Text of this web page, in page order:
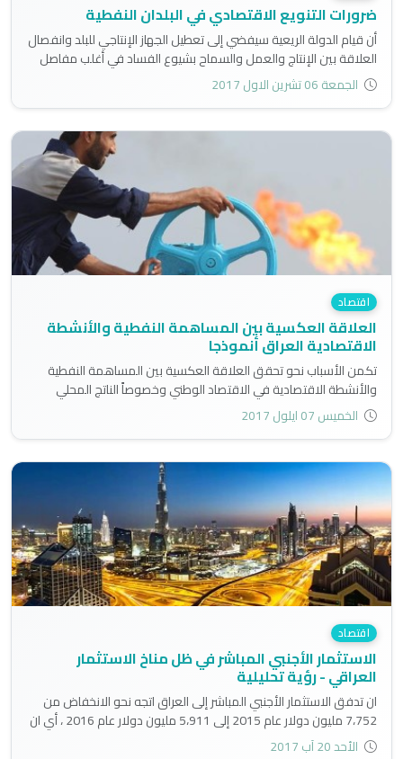
ضرورات التنويع الاقتصادي في البلدان النفطية
أن قيام الدولة الريعية سيفضي إلى تعطيل الجهاز الإنتاجي للبلد وانفصال
العلاقة بين الإنتاج والعمل والسماح بشيوع الفساد في أغلب مفاصل
الدولة فيتجه البلد نحو الانهيار..
الجمعة 06 تشرين الاول 2017
اقتصاد
العلاقة العكسية بين المساهمة النفطية والأنشطة
الاقتصادية العراق أنموذجا
تكمن الأسباب نحو تحقق العلاقة العكسية بين المساهمة النفطية
والأنشطة الاقتصادية في الاقتصاد الوطني وخصوصاً الناتج المحلي
الإجمالي، في غياب الإدارة الكفؤة والإرادة الحقيقية لدى أصحاب القرار
والمسؤولين الحكوميين..
الخميس 07 ايلول 2017
اقتصاد
الاستثمار الأجنبي المباشر في ظل مناخ الاستثمار
العراقي - رؤية تحليلية
ان تدفق الاستثمار الأجنبي المباشر إلى العراق اتجه نحو الانخفاض من
7،752 مليون دولار عام 2015 إلى 5،911 مليون دولار عام 2016 ، أي ان
العراق خسر ما يقارب المليارين..
الأحد 20 آب 2017